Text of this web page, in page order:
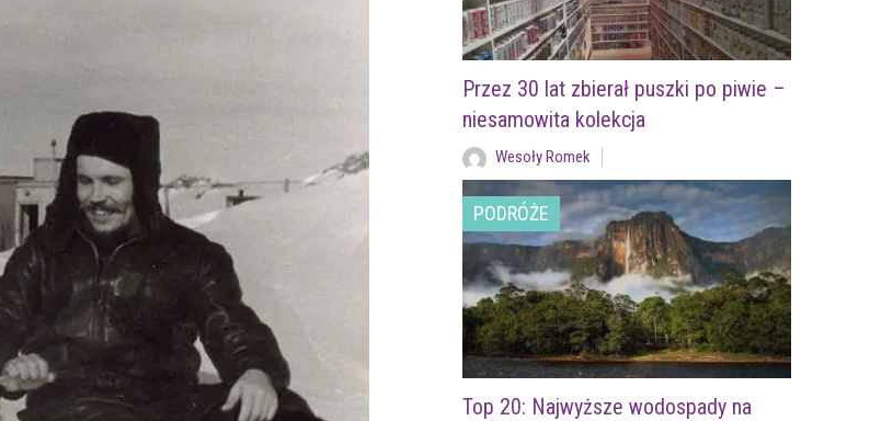
Przez 30 lat zbierał puszki po piwie –
niesamowita kolekcja
Wesoły Romek
PODRÓŻE
Top 20: Najwyższe wodospady na